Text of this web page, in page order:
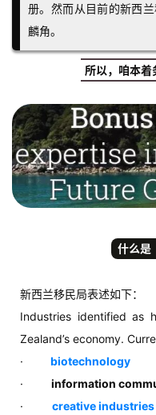
册。 然而从目前的新西
麟角。
所以，咱本
什么是
新西兰移民局表述如下：
Industries identified as
Zealand’s economy.
·
biotechnology
·
information
· creative industries